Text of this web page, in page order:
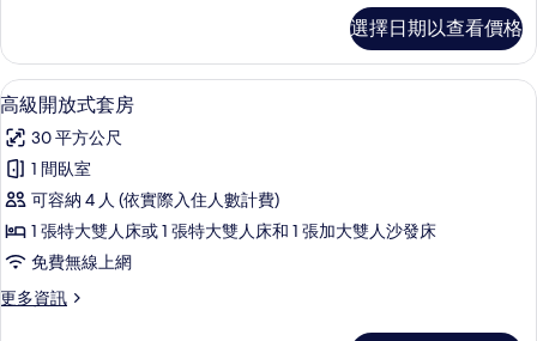
相
片
客
房
的
情
選擇日期以查看價格
顯
示
高
級
開
放
套
高級開放式套房 | 書桌、遮光布/窗簾
2
高級開放式套房
30 平方公尺
1 間臥室
可容納 4 人 (依實際入住人數計費)
1 張特大雙人床或 1 張特大雙人床和 1 張加大雙人沙發床
免費無線上網
更多資訊
更